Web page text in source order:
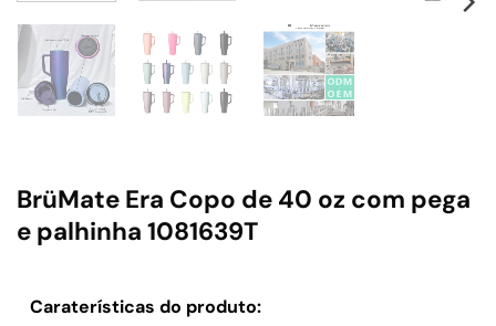
BrüMate Era Copo de 40 oz com pega
e palhinha 1081639T
Caraterísticas do produto: